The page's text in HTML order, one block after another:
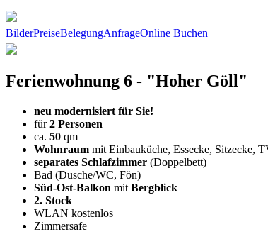
BilderPreiseBelegungAnfrageOnline Buchen
Ferienwohnung 6 - "Hoher Göll"
neu modernisiert für Sie!
für2 Personen
ca. 50 qm
Wohnraum mit Einbauküche, Essecke, Sitzecke,
separates Schlafzimmer (Doppelbett)
Bad (Dusche/WC, Fön)
Süd-Ost-Balkon mit Bergblick
2. Stock
WLAN kostenlos
Zimmersafe